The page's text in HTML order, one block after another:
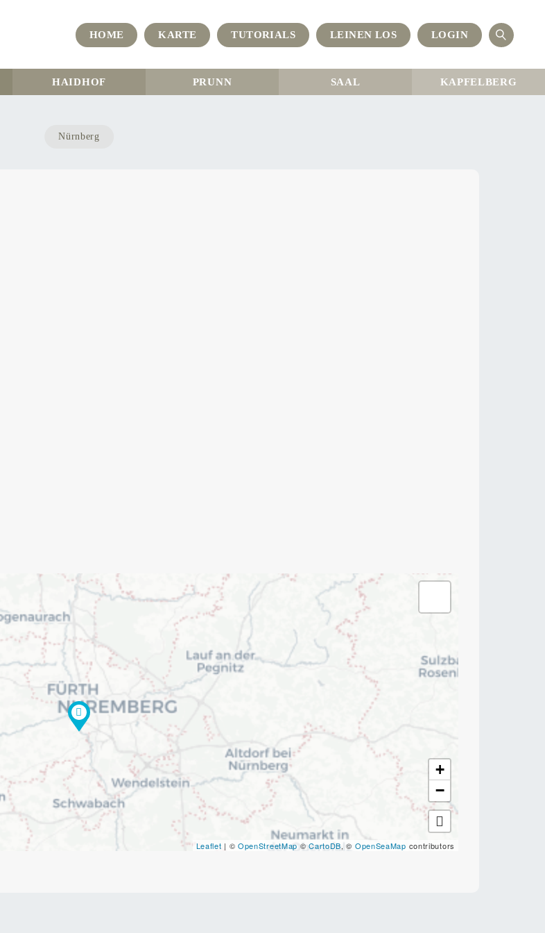
HOME KARTE TUTORIALS LEINEN LOS LOGIN
HAIDHOF PRUNN SAAL KAPFELBERG
Nürnberg
+
−
Leaflet | © OpenStreetMap©CartoDB, © OpenSeaMap contributors